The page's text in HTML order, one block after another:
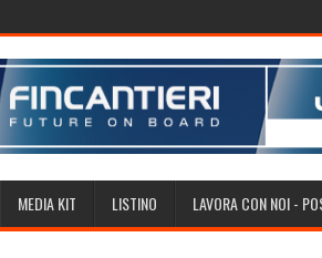
MEDIA KIT LISTINO LAVORA CON NOI -